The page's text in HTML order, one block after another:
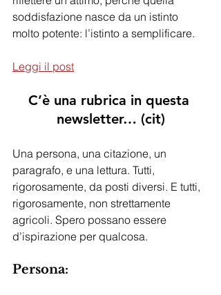
soddisfazione nasce da un istinto
molto potente: l’istinto a semplificare.
Leggi il post
C’è una rubrica in questa
newsletter… (cit)
Una persona, una citazione, un
paragrafo, e una lettura. Tutti,
rigorosamente, da posti diversi. E tutti,
rigorosamente, non strettamente
agricoli. Spero possano essere
d’ispirazione per qualcosa.
Persona: